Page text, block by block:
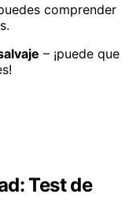
comprender
– ¡puede que
Test de